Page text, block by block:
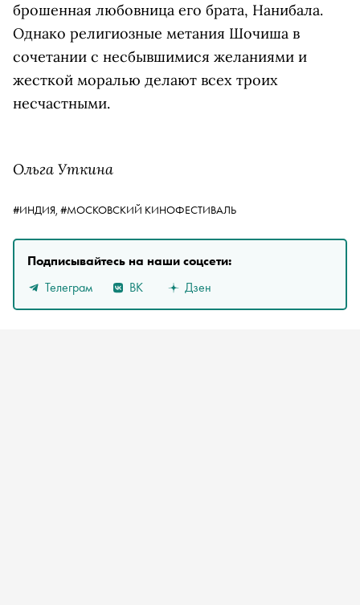
брошенная любовница его брата, Нанибала.
Однако религиозные метания Шочиша в
сочетании с несбывшимися желаниями и
жесткой моралью делают всех троих
несчастными.
Ольга Уткина
#ИНДИЯ, #МОСКОВСКИЙ КИНОФЕСТИВАЛЬ
Подписывайтесь на наши соцсети:
Телеграм
ВК Дзен